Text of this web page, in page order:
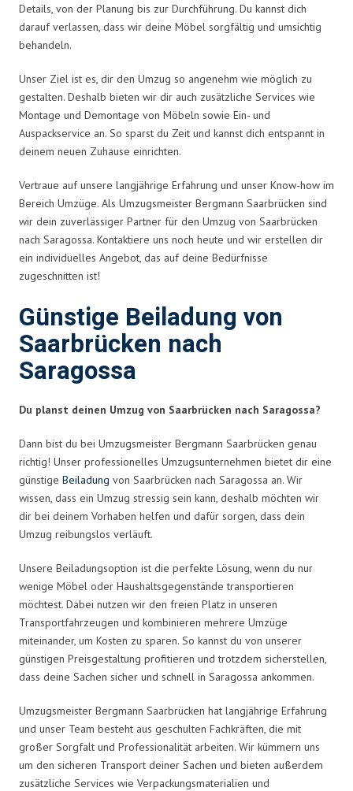
Details, von der Planung bis zur Durchführung. Du kannst dich
darauf verlassen, dass wir deine Möbel sorgfältig und umsichtig
behandeln.
Unser Ziel ist es, dir den Umzug so angenehm wie möglich zu
gestalten. Deshalb bieten wir dir auch zusätzliche Services wie
Montage und Demontage von Möbeln sowie Ein- und
Auspackservice an. So sparst du Zeit und kannst dich entspannt in
deinem neuen Zuhause einrichten.
Vertraue auf unsere langjährige Erfahrung und unser Know-how im
Bereich Umzüge. Als Umzugsmeister Bergmann Saarbrücken sind
wir dein zuverlässiger Partner für den Umzug von Saarbrücken
nach Saragossa. Kontaktiere uns noch heute und wir erstellen dir
ein individuelles Angebot, das auf deine Bedürfnisse
zugeschnitten ist!
Günstige Beiladung von
Saarbrücken nach
Saragossa
Du planst deinen Umzug von Saarbrücken nach Saragossa?
Dann bist du bei Umzugsmeister Bergmann Saarbrücken genau
richtig! Unser professionelles Umzugsunternehmen bietet dir eine
günstige Beiladung von Saarbrücken nach Saragossa an. Wir
wissen, dass ein Umzug stressig sein kann, deshalb möchten wir
dir bei deinem Vorhaben helfen und dafür sorgen, dass dein
Umzug reibungslos verläuft.
Unsere Beiladungsoption ist die perfekte Lösung, wenn du nur
wenige Möbel oder Haushaltsgegenstände transportieren
möchtest. Dabei nutzen wir den freien Platz in unseren
Transportfahrzeugen und kombinieren mehrere Umzüge
miteinander, um Kosten zu sparen. So kannst du von unserer
günstigen Preisgestaltung profitieren und trotzdem sicherstellen,
dass deine Sachen sicher und schnell in Saragossa ankommen.
Umzugsmeister Bergmann Saarbrücken hat langjährige Erfahrung
und unser Team besteht aus geschulten Fachkräften, die mit
großer Sorgfalt und Professionalität arbeiten. Wir kümmern uns
um den sicheren Transport deiner Sachen und bieten außerdem
zusätzliche Services wie Verpackungsmaterialien und